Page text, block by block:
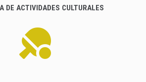
DE ACTIVIDADES CULTURALES